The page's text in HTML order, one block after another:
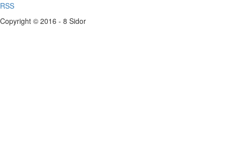
RSS
Copyright © 2016 - 8 Sidor